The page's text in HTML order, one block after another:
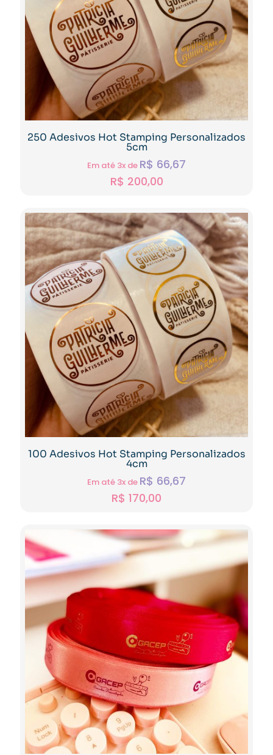
250 Adesivos Hot Stamping Personalizados
5cm
Em até 3x de R$ 66,67
R$ 200,00
100 Adesivos Hot Stamping Personalizados
4cm
Em até 3x de R$ 66,67
R$ 170,00